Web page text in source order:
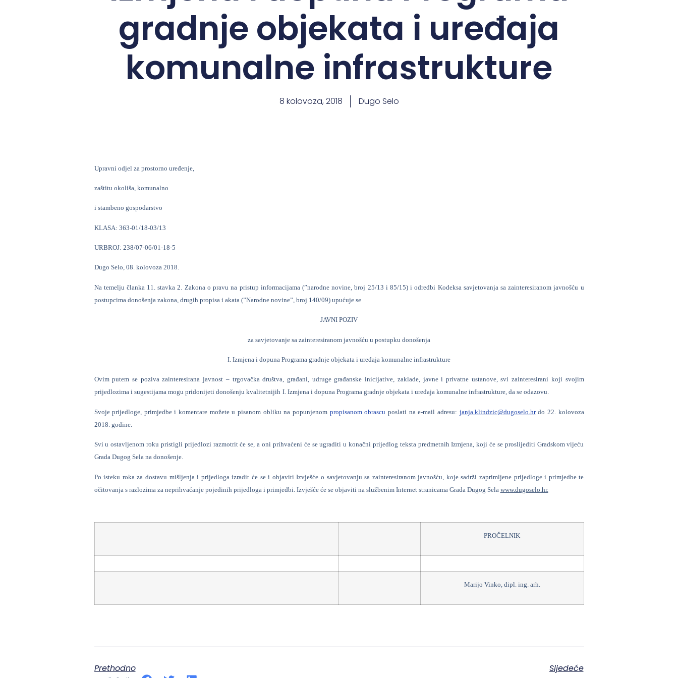
gradnje objekata i uređaja
komunalne infrastrukture
8 kolovoza, 2018 Dugo Selo
Upravni odjel za prostorno uređenje,
zaštitu okoliša, komunalno
i stambeno gospodarstvo
KLASA: 363-01/18-03/13
URBROJ: 238/07-06/01-18-5
Dugo Selo, 08. kolovoza 2018.
Na temelju članka 11. stavka 2. Zakona o pravu na pristup informacijama (”narodne novine, broj 25/13 i 85/15) i odredbi Kodeksa savjetovanja sa zainteresiranom javnošću u
postupcima donošenja zakona, drugih propisa i akata (”Narodne novine”, broj 140/09) upućuje se
JAVNI POZIV
za savjetovanje sa zainteresiranom javnošću u postupku donošenja
I. Izmjena i dopuna Programa gradnje objekata i uređaja komunalne infrastrukture
Ovim putem se poziva zainteresirana javnost – trgovačka društva, građani, udruge građanske inicijative, zaklade, javne i privatne ustanove, svi zainteresirani koji svojim
prijedlozima i sugestijama mogu pridonijeti donošenju kvalitetnijih I. Izmjena i dopuna Programa gradnje objekata i uređaja komunalne infrastrukture, da se odazovu.
Svoje prijedloge, primjedbe i komentare možete u pisanom obliku na popunjenom propisanom obrascu poslati na e-mail adresu: janja.klindzic@dugoselo.hrdo 22. kolovoza
2018. godine.
Svi u ostavljenom roku pristigli prijedlozi razmotrit će se, a oni prihvaćeni će se ugraditi u konačni prijedlog teksta predmetnih Izmjena, koji će se proslijediti Gradskom vijeću
Grada Dugog Sela na donošenje.
Po isteku roka za dostavu mišljenja i prijedloga izradit će se i objaviti Izvješće o savjetovanju sa zainteresiranom javnošću, koje sadrži zaprimljene prijedloge i primjedbe te
očitovanja s razlozima za neprihvaćanje pojedinih prijedloga i primjedbi. Izvješće će se objaviti na službenim Internet stranicama Grada Dugog Sela www.dugoselo.hr.
PROČELNIK
Marijo Vinko, dipl. ing. arh.
Prethodno
Sljedeće